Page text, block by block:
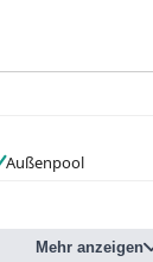
Außenpool
Mehr anzeigen